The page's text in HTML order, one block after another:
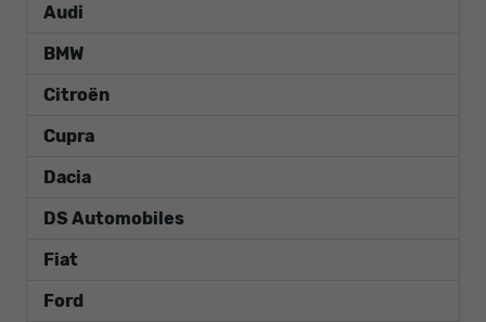
Audi
BMW
Citroën
Cupra
Dacia
DS Automobiles
Fiat
Ford